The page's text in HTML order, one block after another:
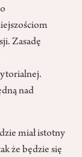
Zasadę
nad
miał istotny
że będzie się